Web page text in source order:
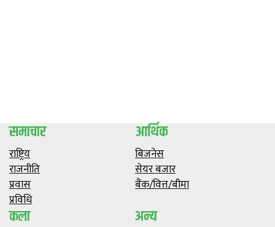
समाचार
राष्ट्रिय
राजनीति
प्रवास
प्रविधि
आर्थिक
बिजनेस
सेयर बजार
बैंक/वित्त/बीमा
कला अन्य